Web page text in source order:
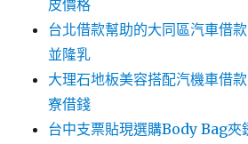
皮價格
台北借款幫助的大同區汽車借
並隆乳
大理石地板美容搭配汽機車借
寮借錢
台中支票貼現選購Body Bag夾